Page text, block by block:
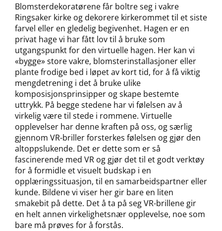
Blomsterdekoratørene får boltre seg i vakre
Ringsaker kirke og dekorere kirkerommet til et siste
farvel eller en gledelig begivenhet. Hagen er en
privat hage vi har fått lov til å bruke som
utgangspunkt for den virtuelle hagen. Her kan vi
«bygge» store vakre, blomsterinstallasjoner eller
plante frodige bed i løpet av kort tid, for å få viktig
mengdetrening i det å bruke ulike
komposisjonsprinsipper og skape bestemte
uttrykk. På begge stedene har vi følelsen av å
virkelig være til stede i rommene. Virtuelle
opplevelser har denne kraften på oss, og særlig
gjennom VR-briller forsterkes følelsen og gjør den
altoppslukende. Det er dette som er så
fascinerende med VR og gjør det til et godt verktøy
for å formidle et visuelt budskap i en
opplæringssituasjon, til en samarbeidspartner eller
kunde. Bildene vi viser her gir bare en liten
smakebit på dette. Det å ta på seg VR-brillene gir
en helt annen virkelighetsnær opplevelse, noe som
bare må prøves for å forstås.